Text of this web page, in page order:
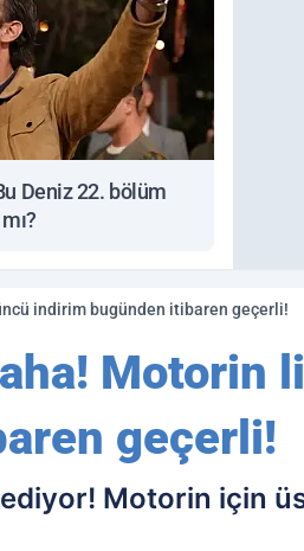
Deniz 22. bölüm
indirim bugünden itibaren geçerli!
Motorin
geçerli!
Motorin için